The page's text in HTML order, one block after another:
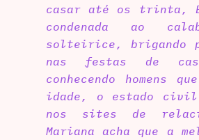
casar até os trinta,
condenada ao
solteirice, brigando
nas festas de
conhecendo homens
idade, o estado
nos sites de
Mariana acha que a